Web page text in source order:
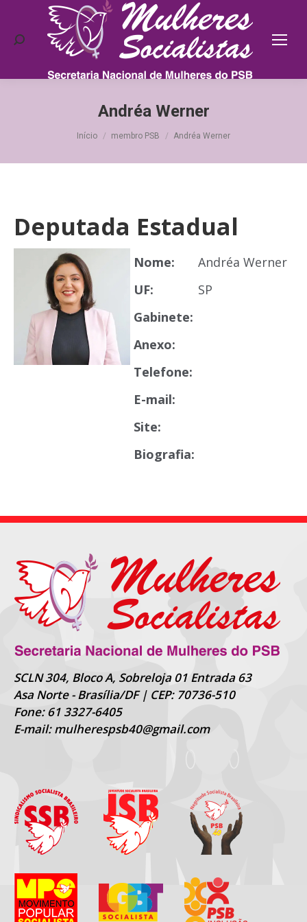
Search:
Andréa Werner
Você está aqui:
Início membro PSB Andréa Werner
Deputada Estadual
Nome:
Andréa Werner
UF:
SP
Gabinete:
Anexo:
Telefone:
E-mail:
Site:
Biografia:
SCLN 304, Bloco A, Sobreloja 01 Entrada 63
Asa Norte - Brasília/DF | CEP: 70736-510
Fone: 61 3327-6405
E-mail: mulherespsb40@gmail.com